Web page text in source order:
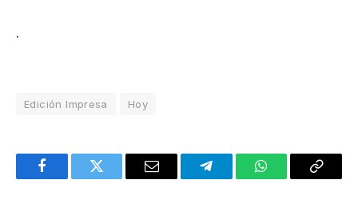
.
Edición Impresa Hoy
FacebookTwitter Email TelegramWhatsAppCopy